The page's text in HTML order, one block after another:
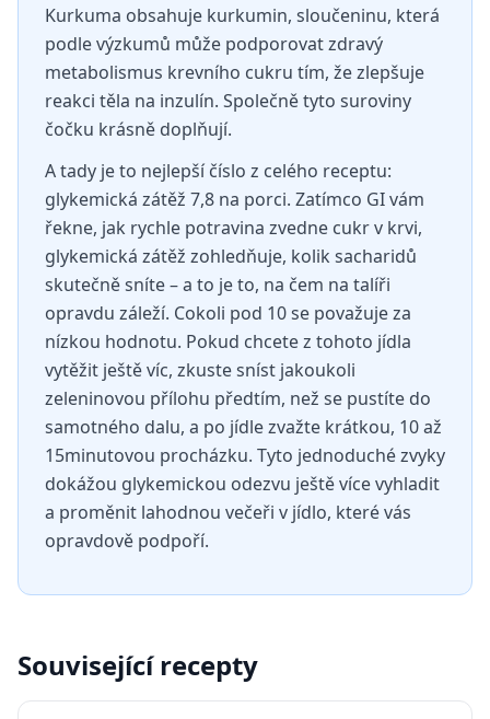
Kurkuma obsahuje kurkumin, sloučeninu, která
podle výzkumů může podporovat zdravý
metabolismus krevního cukru tím, že zlepšuje
reakci těla na inzulín. Společně tyto suroviny
čočku krásně doplňují.
A tady je to nejlepší číslo z celého receptu:
glykemická zátěž 7,8 na porci. Zatímco GI vám
řekne, jak rychle potravina zvedne cukr v krvi,
glykemická zátěž zohledňuje, kolik sacharidů
skutečně sníte – a to je to, na čem na talíři
opravdu záleží. Cokoli pod 10 se považuje za
nízkou hodnotu. Pokud chcete z tohoto jídla
vytěžit ještě víc, zkuste sníst jakoukoli
zeleninovou přílohu předtím, než se pustíte do
samotného dalu, a po jídle zvažte krátkou, 10 až
15minutovou procházku. Tyto jednoduché zvyky
dokážou glykemickou odezvu ještě více vyhladit
a proměnit lahodnou večeři v jídlo, které vás
opravdově podpoří.
Související recepty